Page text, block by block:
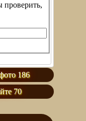
проверить,
186
70